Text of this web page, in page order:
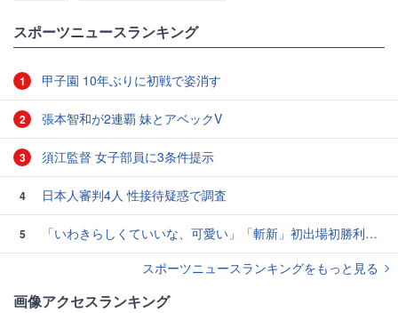
スポーツニュースランキング
1 甲子園 10年ぶりに初戦で姿消す
2 張本智和が2連覇 妹とアベックV
3 須江監督 女子部員に3条件提示
4 日本人審判4人 性接待疑惑で調査
5
「いわきらしくていいな、可愛い」「斬新」初出場初勝利の東日本国際大昌平、アルプス彩ったフラダンス部の応援に反響 部員は感無量「夢を見ているよう」
スポーツニュースランキングをもっと見る
画像アクセスランキング